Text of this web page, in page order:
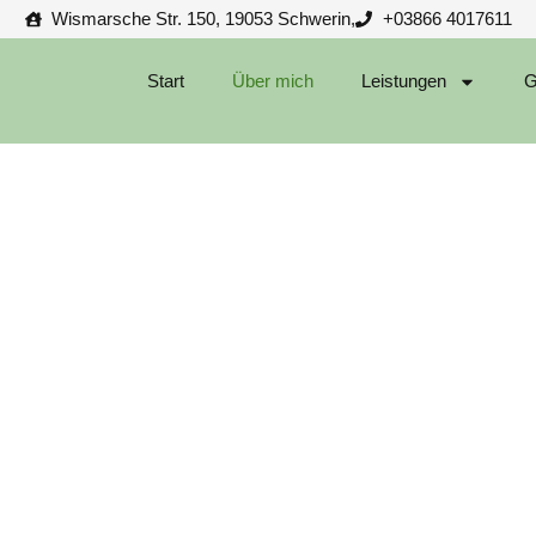
Wismarsche Str. 150, 19053 Schwerin, +03866 4017611
Start Über mich Leistungen